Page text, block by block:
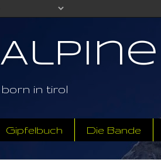
born in tirol
Gipfelbuch Die Bande